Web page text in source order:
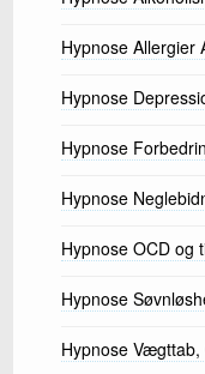
Hypnose Allergier
Hypnose
Hypnose
Hypnose
Hypnose OCD og
Hypnose
Hypnose